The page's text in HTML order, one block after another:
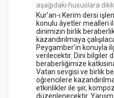
aşağıdaki hususlara
Kur’an-ı Kerim dersi
konulu âyetler mealleri
dinimizin birlik
kazandırılmaya
Peygamber’in konuyla
verilecektir. Dini bilgiler
beraberliğimize
Vatan sevgisi ve birlik
öğrencilere
etkinlikler ile şiir,
düzenlenecektir.